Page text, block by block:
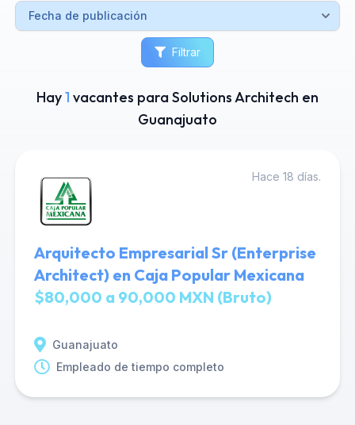
Filtrar
Hay1 vacantes para Solutions Architech en
Guanajuato
Hace 18 días.
Arquitecto Empresarial Sr (Enterprise
Architect) en Caja Popular Mexicana
$80,000 a 90,000 MXN (Bruto)
Guanajuato
Empleado de tiempo completo